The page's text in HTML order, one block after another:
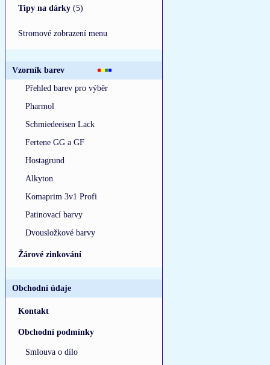
Tipy na dárky (5)
Stromové zobrazení menu
Vzorník barev
Přehled barev pro výběr
Pharmol
Schmiedeeisen Lack
Fertene GG a GF
Hostagrund
Alkyton
Komaprim 3v1 Profi
Patinovací barvy
Dvousložkové barvy
Žárové zinkování
Obchodní údaje
Kontakt
Obchodní podmínky
Smlouva o dílo